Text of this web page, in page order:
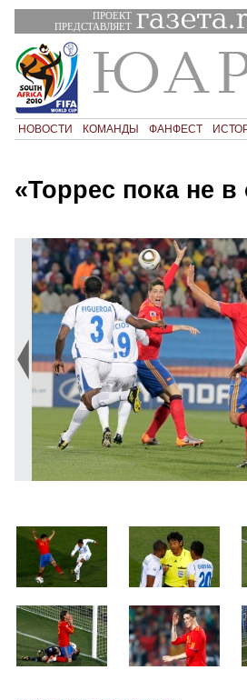
ПРОЕКТ
ПРЕДСТАВЛЯЕТ
НОВОСТИ КОМАНДЫ ФАНФЕСТ
«Торрес пока не